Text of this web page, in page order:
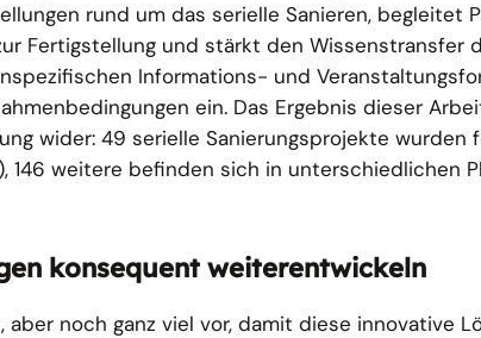
rund um das serielle Sanieren, begleitet
Fertigstellung und stärkt den Wissenstransfer
Informations- und
ein. Das Ergebnis dieser
wider: 49 serielle Sanierungsprojekte wurden
146 weitere befinden sich in unterschiedlichen
konsequent weiterentwickeln
noch ganz viel vor, damit diese innovative